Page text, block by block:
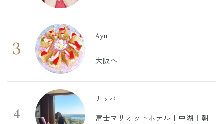
3
Ayu
大阪へ
4
ナッパ
富士マリオットホテル山中湖｜朝